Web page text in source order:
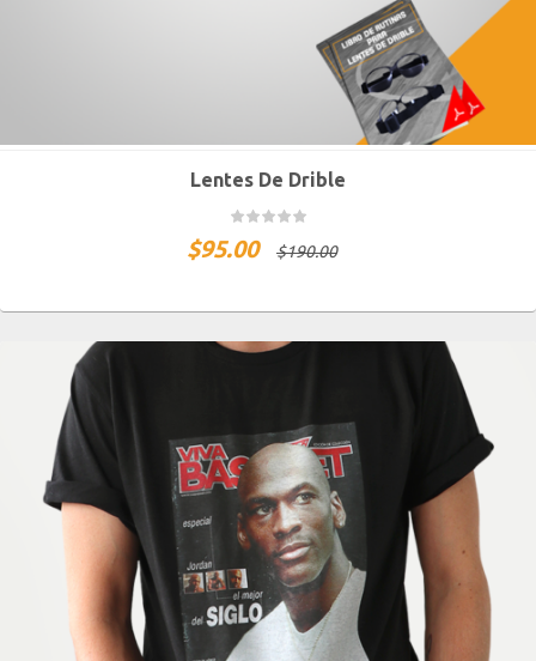
Lentes De Drible
$190.00
$95.00